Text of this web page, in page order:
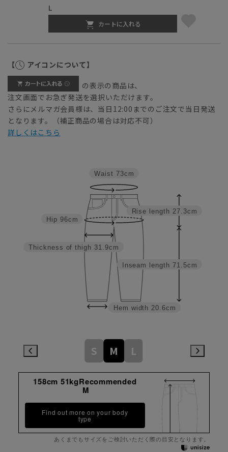
L
カートに入れる
【 アイコンについて】
の表示の商品は、
注文画面でお急ぎ発送を選択いただけます。
さらにメルマガ会員様は、当日12:00までのご注文で当日発送
となります。（補正商品の場合は対応不可）
詳しくはこちら
Inseam length 71.5cm
Rise length 27.3cm
Hem width 20.6cm
Thickness of thigh 31.9cm
Hip 96cm
Waist 73cm
S M L
158cm 51kgRecommended
M
Find out more on your body
type
あくまでもサイズをご検討いただく際の目安となります。